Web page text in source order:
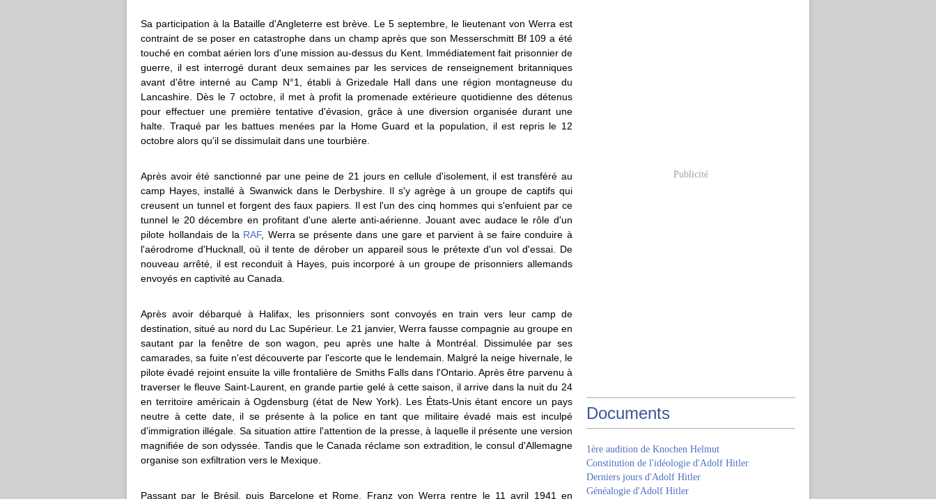
Sa participation à la Bataille d'Angleterre est brève. Le 5 septembre, le lieutenant von Werra est
contraint de se poser en catastrophe dans un champ après que son Messerschmitt Bf 109 a été
touché en combat aérien lors d'une mission au-dessus du Kent. Immédiatement fait prisonnier de
guerre, il est interrogé durant deux semaines par les services de renseignement britanniques
avant d'être interné au Camp N°1, établi à Grizedale Hall dans une région montagneuse du
Lancashire. Dès le 7 octobre, il met à profit la promenade extérieure quotidienne des détenus
pour effectuer une première tentative d'évasion, grâce à une diversion organisée durant une
halte. Traqué par les battues menées par la Home Guard et la population, il est repris le 12
octobre alors qu'il se dissimulait dans une tourbière.
Après avoir été sanctionné par une peine de 21 jours en cellule d'isolement, il est transféré au
camp Hayes, installé à Swanwick dans le Derbyshire. Il s'y agrège à un groupe de captifs qui
creusent un tunnel et forgent des faux papiers. Il est l'un des cinq hommes qui s'enfuient par ce
tunnel le 20 décembre en profitant d'une alerte anti-aérienne. Jouant avec audace le rôle d'un
pilote hollandais de la RAF, Werra se présente dans une gare et parvient à se faire conduire à
l'aérodrome d'Hucknall, où il tente de dérober un appareil sous le prétexte d'un vol d'essai. De
nouveau arrêté, il est reconduit à Hayes, puis incorporé à un groupe de prisonniers allemands
envoyés en captivité au Canada.
Après avoir débarqué à Halifax, les prisonniers sont convoyés en train vers leur camp de
destination, situé au nord du Lac Supérieur. Le 21 janvier, Werra fausse compagnie au groupe en
sautant par la fenêtre de son wagon, peu après une halte à Montréal. Dissimulée par ses
camarades, sa fuite n'est découverte par l'escorte que le lendemain. Malgré la neige hivernale, le
pilote évadé rejoint ensuite la ville frontalière de Smiths Falls dans l'Ontario. Après être parvenu à
traverser le fleuve Saint-Laurent, en grande partie gelé à cette saison, il arrive dans la nuit du 24
en territoire américain à Ogdensburg (état de New York). Les États-Unis étant encore un pays
neutre à cette date, il se présente à la police en tant que militaire évadé mais est inculpé
d'immigration illégale. Sa situation attire l'attention de la presse, à laquelle il présente une version
magnifiée de son odyssée. Tandis que le Canada réclame son extradition, le consul d'Allemagne
organise son exfiltration vers le Mexique.
Passant par le Brésil, puis Barcelone et Rome, Franz von Werra rentre le 11 avril 1941 en
Publicité
Documents
1ère audition de Knochen Helmut
Constitution de l'idéologie d'Adolf Hitler
Derniers jours d'Adolf Hitler
Généalogie d'Adolf Hitler